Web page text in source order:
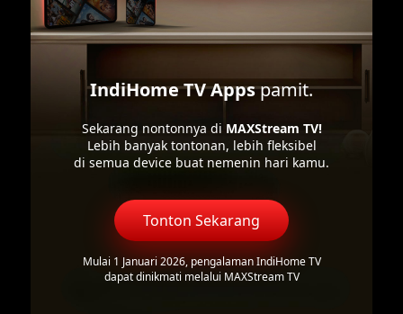
IndiHome TV Appspamit.
Sekarang nontonnya di MAXStream TV!
Lebih banyak tontonan, lebih fleksibel
di semua device buat nemenin hari kamu.
Tonton Sekarang
Mulai 1 Januari 2026, pengalaman IndiHome TV
dapat dinikmati melalui MAXStream TV